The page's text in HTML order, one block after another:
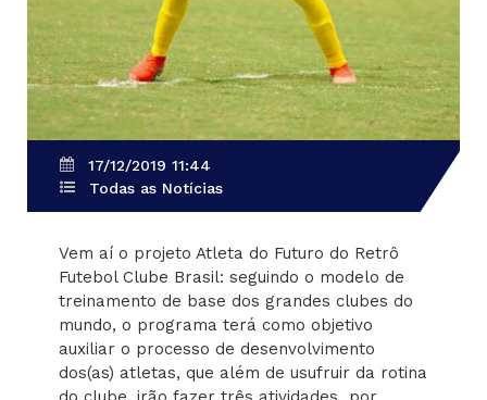
17/12/2019 11:44
Todas as Notícias
Vem aí o projeto Atleta do Futuro do Retrô
Futebol Clube Brasil: seguindo o modelo de
treinamento de base dos grandes clubes do
mundo, o programa terá como objetivo
auxiliar o processo de desenvolvimento
dos(as) atletas, que além de usufruir da rotina